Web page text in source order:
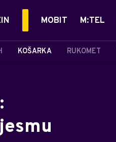
KOŠARKA RUKOMET
MOBIT M:TEL